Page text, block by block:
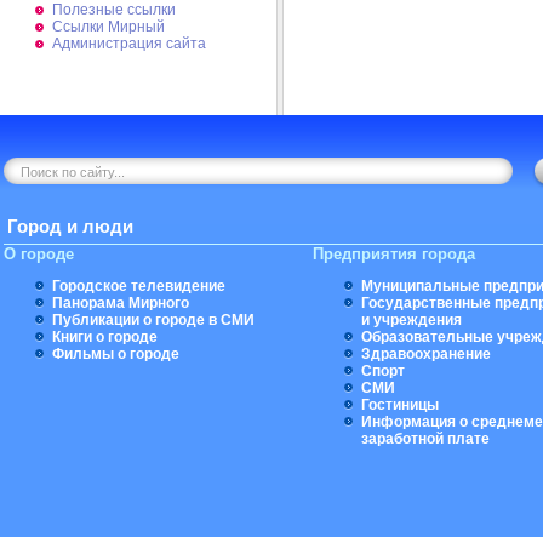
Полезные ссылки
Ссылки Мирный
Администрация сайта
Город и люди
О городе
Городское телевидение
Панорама Мирного
Публикации о городе в СМИ
Книги о городе
Фильмы о городе
Предприятия города
Муниципальные
Государственные
и учреждения
Образовательные
Здравоохранение
Спорт
СМИ
Гостиницы
Информация о
заработной плате